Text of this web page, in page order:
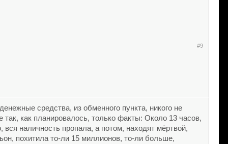
#9
средства, из обменного пункта, никого не
как планировалось, только факты: Около 13 часов,
наличность пропала, а потом, находят мёртвой,
похитила то-ли 15 миллионов, то-ли больше,